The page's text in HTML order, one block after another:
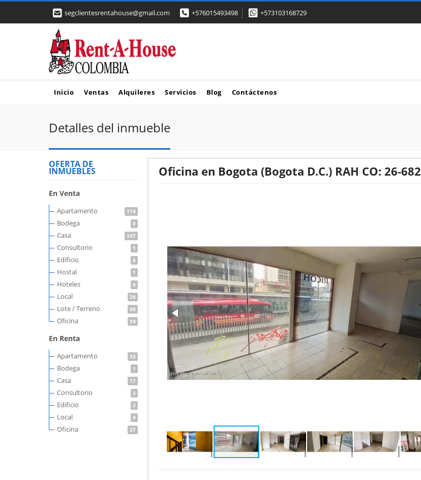
segclientesrentahouse@gmail.com +576015493498 +573103168729
Inicio Ventas Alquileres Servicios Blog Contáctenos
Detalles del inmueble
OFERTA DE
INMUEBLES
En Venta
Apartamento 174
Bodega 9
Casa 247
Consultorio 1
Edificio 8
Hostal 1
Hoteles 6
Local 26
Lote / Terreno 66
Oficina 54
En Renta
Apartamento 33
Bodega 1
Casa 17
Consultorio 3
Edificio 2
Local 9
Oficina 27
Oficina en Bogota (Bogota D.C.) RAH CO: 26-682